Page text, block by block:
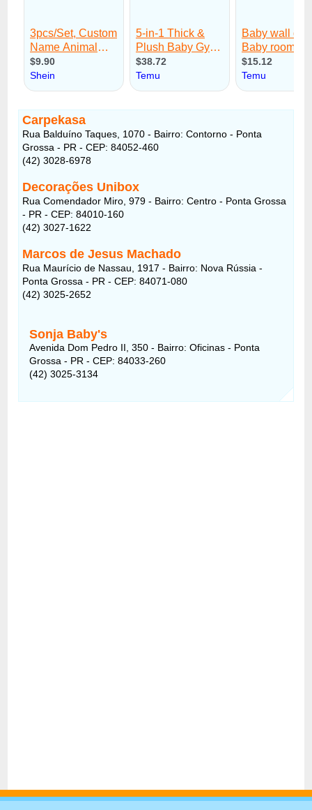
Carpekasa
Rua Balduíno Taques, 1070 - Bairro: Contorno - Ponta
Grossa - PR - CEP: 84052-460
(42) 3028-6978
Decorações Unibox
Rua Comendador Miro, 979 - Bairro: Centro - Ponta Grossa
- PR - CEP: 84010-160
(42) 3027-1622
Marcos de Jesus Machado
Rua Maurício de Nassau, 1917 - Bairro: Nova Rússia -
Ponta Grossa - PR - CEP: 84071-080
(42) 3025-2652
Sonja Baby's
Avenida Dom Pedro II, 350 - Bairro: Oficinas - Ponta
Grossa - PR - CEP: 84033-260
(42) 3025-3134